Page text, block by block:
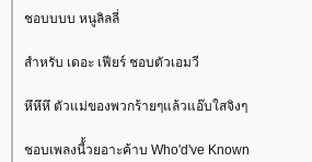
ชอบบบบ หนูลิลลี่
สำหรับ เดอะ เฟียร์ ชอบตัวเอมวี
หึหึหึ ตัวแม่ของพวกร้ายๆแล้วแอ๊บใสจิงๆ
ชอบเพลงนี้้วยอาะค้าบ Who'd've Known